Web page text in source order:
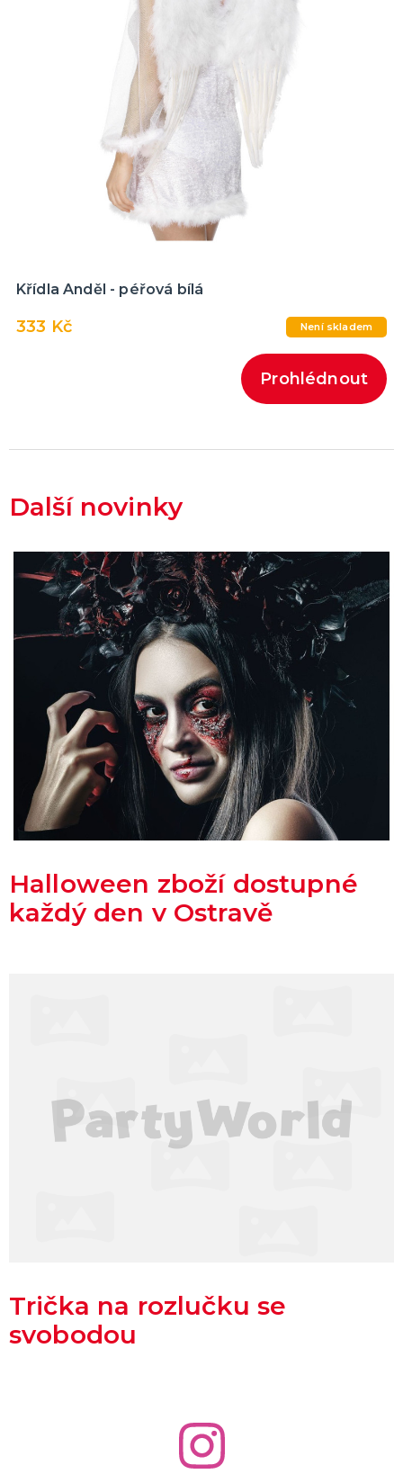
Křídla Anděl - péřová bílá
333 Kč Není skladem
Prohlédnout
Další novinky
Halloween zboží dostupné
každý den v Ostravě
Trička na rozlučku se
svobodou